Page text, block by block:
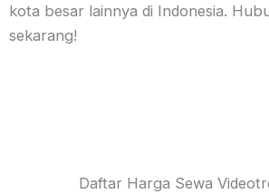
kota besar lainnya di Indonesia.
sekarang!
Daftar Harga Sewa